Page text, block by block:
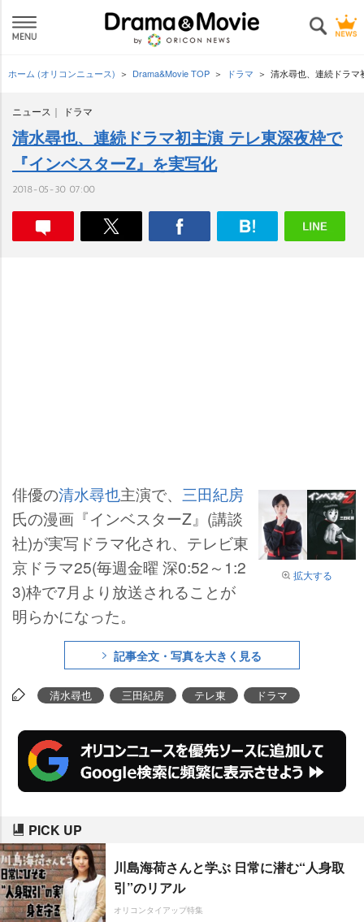
ホーム (オリコンニュース) Drama&Movie TOP ドラマ 清水尋也、連続ドラ
ニュース ドラマ
清水尋也、連続ドラマ初主演 テレ東深夜枠で
『インベスターZ』を実写化
2018-05-30 07:00
拡大する
俳優の清水尋也主演で、 三田紀房
氏の漫画『インベスターZ』(講談
社)が実写ドラマ化され、テレビ東
京ドラマ25(毎週金曜 深0:52～1:2
3)枠で7月より放送されることが
明らかになった。
記事全文・写真を大きく見る
清水尋也 三田紀房 テレ東 ドラマ
PICK UP
川島海荷さんと学ぶ 日常に潜む“人身取
引”のリアル
オリコンタイアップ特集